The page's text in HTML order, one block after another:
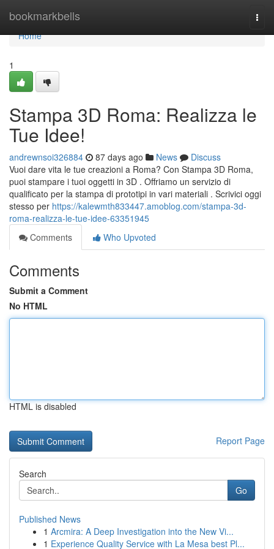
bookmarkbells
Home
Home
1
Stampa 3D Roma: Realizza le
Tue Idee!
andrewnsoi326884 87 days ago News
Discuss
Vuoi dare vita le tue creazioni a Roma? Con Stampa 3D Roma,
puoi stampare i tuoi oggetti in 3D . Offriamo un servizio di
qualificato per la stampa di prototipi in vari materiali . Scrivici oggi
stesso per https://kalewmth833447.amoblog.com/stampa-3d-
roma-realizza-le-tue-idee-63351945
Comments
Who Upvoted
Comments
Submit a Comment
No HTML
HTML is disabled
Report Page
Search
Go
Published News
1 Arcmira: A Deep Investigation into the New Vi...
1 Experience Quality Service with La Mesa best Pl...